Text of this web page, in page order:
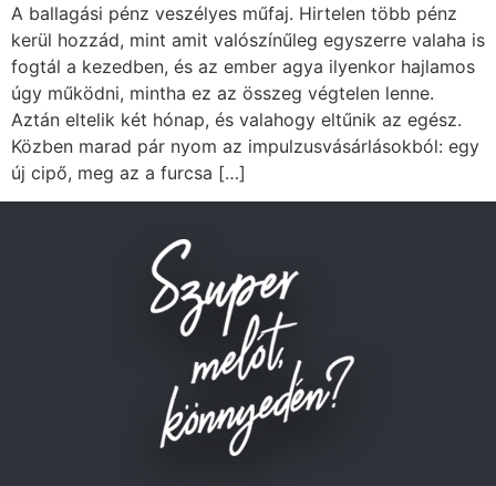
A ballagási pénz veszélyes műfaj. Hirtelen több pénz
kerül hozzád, mint amit valószínűleg egyszerre valaha is
fogtál a kezedben, és az ember agya ilyenkor hajlamos
úgy működni, mintha ez az összeg végtelen lenne.
Aztán eltelik két hónap, és valahogy eltűnik az egész.
Közben marad pár nyom az impulzusvásárlásokból: egy
új cipő, meg az a furcsa […]